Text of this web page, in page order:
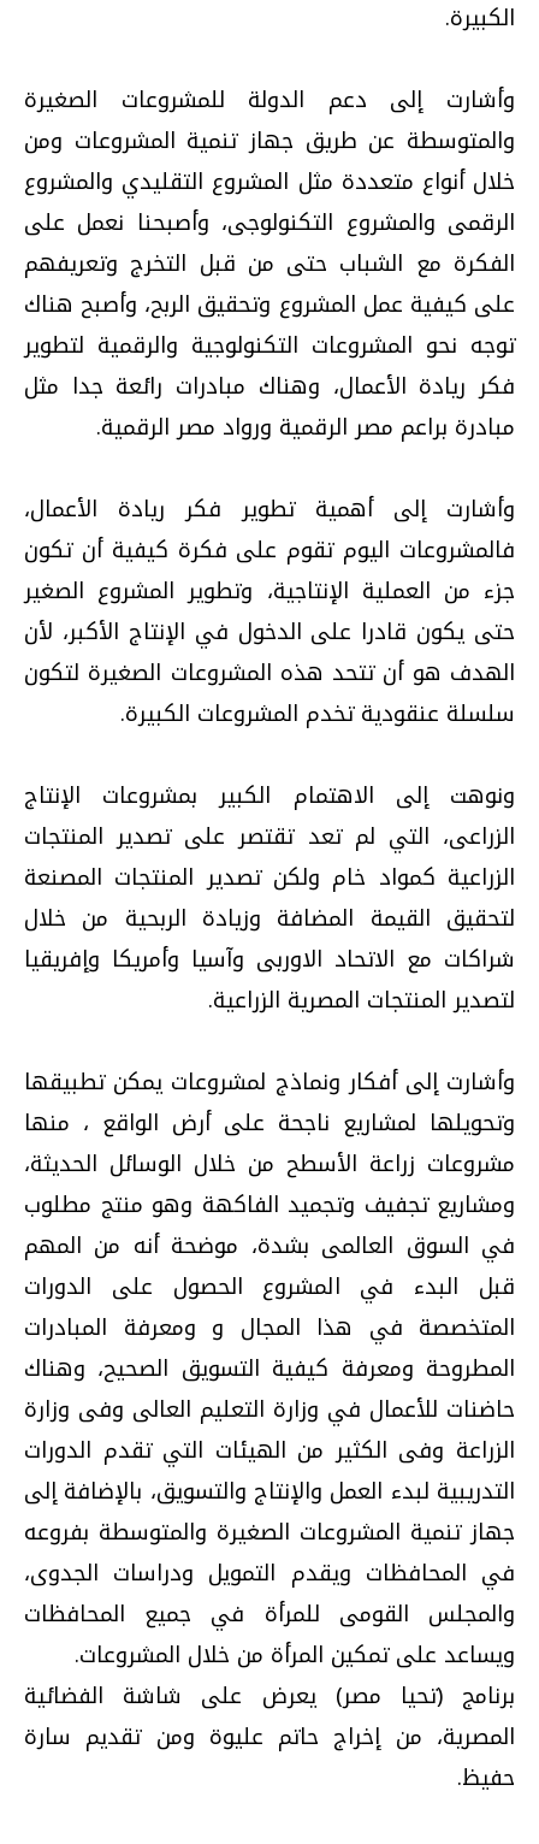
الكبيرة.
وأشارت إلى دعم الدولة للمشروعات الصغيرة
والمتوسطة عن طريق جهاز تنمية المشروعات ومن
خلال أنواع متعددة مثل المشروع التقليدي والمشروع
الرقمى والمشروع التكنولوجى، وأصبحنا نعمل على
الفكرة مع الشباب حتى من قبل التخرج وتعريفهم
على كيفية عمل المشروع وتحقيق الربح، وأصبح هناك
توجه نحو المشروعات التكنولوجية والرقمية لتطوير
فكر ريادة الأعمال، وهناك مبادرات رائعة جدا مثل
مبادرة براعم مصر الرقمية ورواد مصر الرقمية.
وأشارت إلى أهمية تطوير فكر ريادة الأعمال،
فالمشروعات اليوم تقوم على فكرة كيفية أن تكون
جزء من العملية الإنتاجية، وتطوير المشروع الصغير
حتى يكون قادرا على الدخول في الإنتاج الأكبر، لأن
الهدف هو أن تتحد هذه المشروعات الصغيرة لتكون
سلسلة عنقودية تخدم المشروعات الكبيرة.
ونوهت إلى الاهتمام الكبير بمشروعات الإنتاج
الزراعى، التي لم تعد تقتصر على تصدير المنتجات
الزراعية كمواد خام ولكن تصدير المنتجات المصنعة
لتحقيق القيمة المضافة وزيادة الربحية من خلال
شراكات مع الاتحاد الاوربى وآسيا وأمريكا وإفريقيا
لتصدير المنتجات المصرية الزراعية.
وأشارت إلى أفكار ونماذج لمشروعات يمكن تطبيقها
وتحويلها لمشاريع ناجحة على أرض الواقع ، منها
مشروعات زراعة الأسطح من خلال الوسائل الحديثة،
ومشاريع تجفيف وتجميد الفاكهة وهو منتج مطلوب
في السوق العالمى بشدة، موضحة أنه من المهم
قبل البدء في المشروع الحصول على الدورات
المتخصصة في هذا المجال و ومعرفة المبادرات
المطروحة ومعرفة كيفية التسويق الصحيح، وهناك
حاضنات للأعمال في وزارة التعليم العالى وفى وزارة
الزراعة وفى الكثير من الهيئات التي تقدم الدورات
التدريبية لبدء العمل والإنتاج والتسويق، بالإضافة إلى
جهاز تنمية المشروعات الصغيرة والمتوسطة بفروعه
في المحافظات ويقدم التمويل ودراسات الجدوى،
والمجلس القومى للمرأة في جميع المحافظات
ويساعد على تمكين المرأة من خلال المشروعات.
برنامج (تحيا مصر) يعرض على شاشة الفضائية
المصرية، من إخراج حاتم عليوة ومن تقديم سارة
حفيظ.